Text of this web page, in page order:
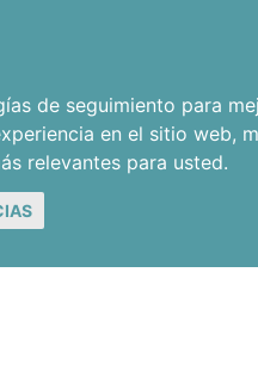
de seguimiento para
en el sitio web,
relevantes para usted.